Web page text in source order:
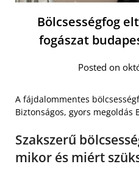
Bölcsességfog
fogászat
Posted on
A fájdalommentes
Biztonságos, gyors megoldás
Szakszerű
mikor és miért